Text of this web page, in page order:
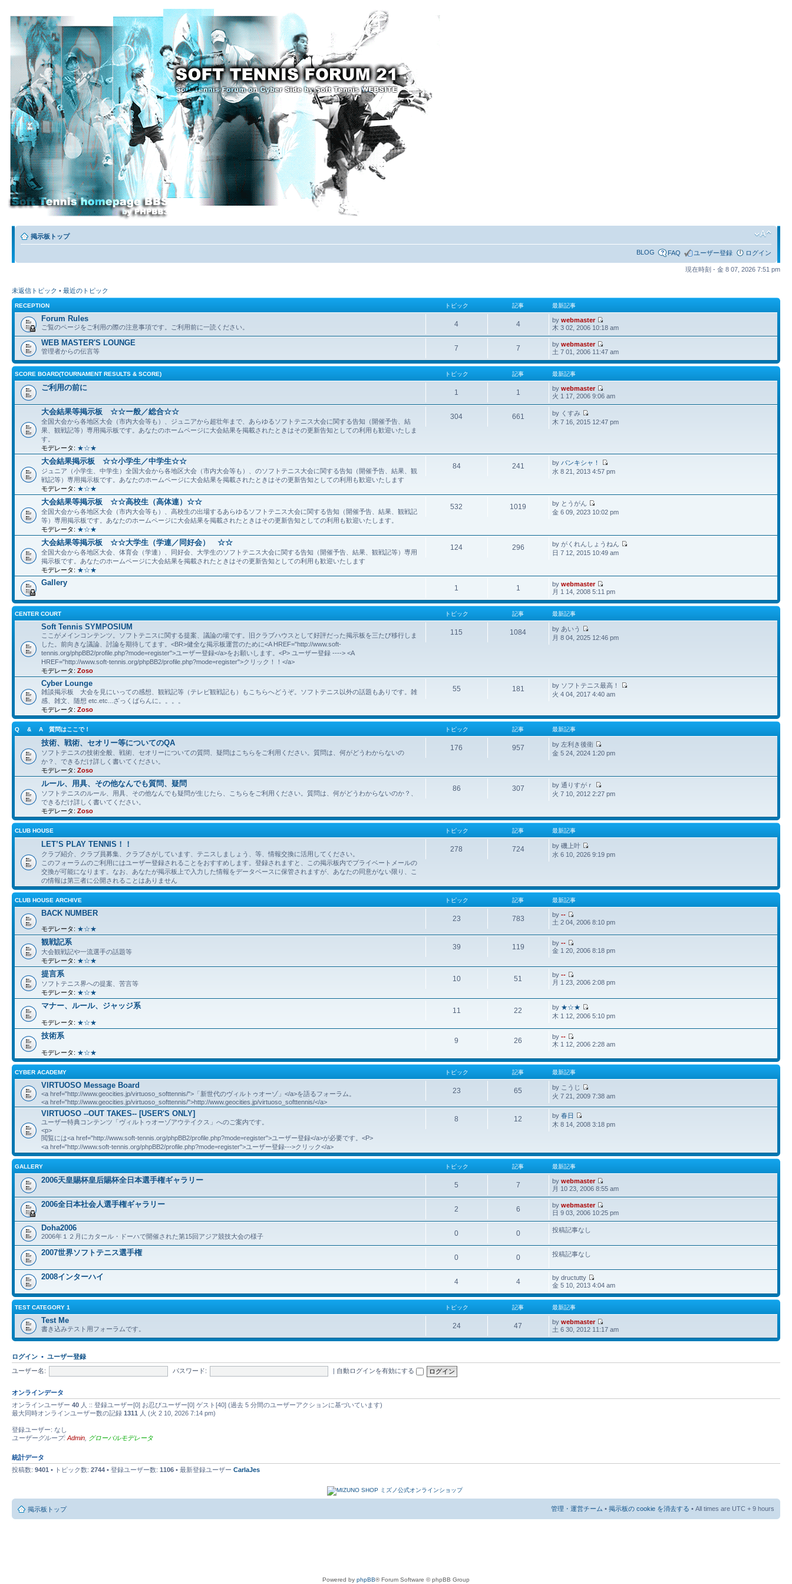
掲示板トップ
BLOG FAQ ユーザー登録 ログイン
現在時刻 - 金 8 07, 2026 7:51 pm
未返信トピック • 最近のトピック
RECEPTION トピック 記事 最新記事
Forum Rules
ご覧のページをご利用の際の注意事項です。ご利用前に一読ください。 4 4 bywebmaster
木 3 02, 2006 10:18 am
WEB MASTER'S LOUNGE
管理者からの伝言等 7 7 bywebmaster
土 7 01, 2006 11:47 am
SCORE BOARD(TOURNAMENT RESULTS & SCORE) トピック 記事 最新記事
ご利用の前に
1 1 bywebmaster
火 1 17, 2006 9:06 am
大会結果等掲示板 ☆☆ー般／総合☆☆
全国大会から各地区大会（市内大会等も）、ジュニアから超壮年まで、あらゆるソフトテニス大会に関する告知（開催予告、結
果、観戦記等）専用掲示板です。あなたのホームページに大会結果を掲載されたときはその更新告知としての利用も歓迎いたしま
す。
モデレータ: ★☆★
304 661
by くすみ
木 7 16, 2015 12:47 pm
大会結果掲示板 ☆☆小学生／中学生☆☆
ジュニア（小学生、中学生）全国大会から各地区大会（市内大会等も）、のソフトテニス大会に関する告知（開催予告、結果、観
戦記等）専用掲示板です。あなたのホームページに大会結果を掲載されたときはその更新告知としての利用も歓迎いたします
モデレータ: ★☆★
84 241 by バンキシャ！
水 8 21, 2013 4:57 pm
大会結果等掲示板 ☆☆高校生（高体連）☆☆
全国大会から各地区大会（市内大会等も）、高校生の出場するあらゆるソフトテニス大会に関する告知（開催予告、結果、観戦記
等）専用掲示板です。あなたのホームページに大会結果を掲載されたときはその更新告知としての利用も歓迎いたします。
モデレータ: ★☆★
532 1019
by とうがん
金 6 09, 2023 10:02 pm
大会結果等掲示板 ☆☆大学生（学連／同好会） ☆☆
全国大会から各地区大会、体育会（学連）、同好会、大学生のソフトテニス大会に関する告知（開催予告、結果、観戦記等）専用
掲示板です。あなたのホームページに大会結果を掲載されたときはその更新告知としての利用も歓迎いたします
モデレータ: ★☆★
124 296
by がくれんしょうねん
日 7 12, 2015 10:49 am
Gallery
1 1 bywebmaster
月 1 14, 2008 5:11 pm
CENTER COURT トピック 記事 最新記事
Soft Tennis SYMPOSIUM
ここがメインコンテンツ。ソフトテニスに関する提案、議論の場です。旧クラブハウスとして好評だった掲示板を三たび移行しま
した。前向きな議論、討論を期待してます。<BR>健全な掲示板運営のために<A HREF="http://www.soft-
tennis.org/phpBB2/profile.php?mode=register">ユーザー登録</a>をお願いします。<P> ユーザー登録 ----> <A
HREF="http://www.soft-tennis.org/phpBB2/profile.php?mode=register">クリック！！</a>
モデレータ: Zoso
115 1084
by あいう
月 8 04, 2025 12:46 pm
Cyber Lounge
雑談掲示板 大会を見にいっての感想、観戦記等（テレビ観戦記も）もこちらへどうぞ。ソフトテニス以外の話題もありです。雑
感、雑文、随想 etc.etc...ざっくばらんに。。。。
モデレータ: Zoso
55 181
by ソフトテニス最高！
火 4 04, 2017 4:40 am
Q & A 質問はここで！ トピック 記事 最新記事
技術、戦術、セオリー等についてのQA
ソフトテニスの技術全般、戦術、セオリーについての質問、疑問はこちらをご利用ください。質問は、何がどうわからないの
か？、できるだけ詳しく書いてください。
モデレータ: Zoso
176 957
by 左利き後衛
金 5 24, 2024 1:20 pm
ルール、用具、その他なんでも質問、疑問
ソフトテニスのルール、用具、その他なんでも疑問が生じたら、こちらをご利用ください。質問は、何がどうわからないのか？、
できるだけ詳しく書いてください。
モデレータ: Zoso
86 307
by 通りすがｒ
火 7 10, 2012 2:27 pm
CLUB HOUSE トピック 記事 最新記事
LET’S PLAY TENNIS！！
クラブ紹介、クラブ員募集、クラブさがしています、テニスしましょう、等、情報交換に活用してください。
このフォーラムのご利用にはユーザー登録されることをおすすめします。登録されますと、この掲示板内でプライベートメールの
交換が可能になります。なお、あなたが掲示板上で入力した情報をデータベースに保管されますが、あなたの同意がない限り、こ
の情報は第三者に公開されることはありません
278 724
by 磯上叶
水 6 10, 2026 9:19 pm
CLUB HOUSE ARCHIVE トピック 記事 最新記事
BACK NUMBER
モデレータ: ★☆★
23 783 by--
土 2 04, 2006 8:10 pm
観戦記系
大会観戦記や一流選手の話題等
モデレータ: ★☆★
39 119 by--
金 1 20, 2006 8:18 pm
提言系
ソフトテニス界への提案、苦言等
モデレータ: ★☆★
10 51 by--
月 1 23, 2006 2:08 pm
マナー、ルール、ジャッジ系
モデレータ: ★☆★
11 22 by ★☆★
木 1 12, 2006 5:10 pm
技術系
モデレータ: ★☆★
9 26 by--
木 1 12, 2006 2:28 am
CYBER ACADEMY トピック 記事 最新記事
VIRTUOSO Message Board
<a href="http://www.geocities.jp/virtuoso_softtennis/">「新世代のヴィルトゥオーゾ」</a>を語るフォーラム。
<a href="http://www.geocities.jp/virtuoso_softtennis/">http://www.geocities.jp/virtuoso_softtennis/</a>
23 65
by こうじ
火 7 21, 2009 7:38 am
VIRTUOSO --OUT TAKES-- [USER'S ONLY]
ユーザー特典コンテンツ「ヴィルトゥオーゾアウテイクス」へのご案内です。
<p>
閲覧には<a href="http://www.soft-tennis.org/phpBB2/profile.php?mode=register">ユーザー登録</a>が必要です。<P>
<a href="http://www.soft-tennis.org/phpBB2/profile.php?mode=register">ユーザー登録--->クリック</a>
8 12 by春日
木 8 14, 2008 3:18 pm
GALLERY トピック 記事 最新記事
2006天皇賜杯皇后賜杯全日本選手権ギャラリー
5 7 bywebmaster
月 10 23, 2006 8:55 am
2006全日本社会人選手権ギャラリー
2 6 bywebmaster
日 9 03, 2006 10:25 pm
Doha2006
2006年１２月にカタール・ドーハで開催された第15回アジア競技大会の様子 0 0 投稿記事なし
2007世界ソフトテニス選手権
0 0 投稿記事なし
2008インターハイ
4 4
by dructutty
金 5 10, 2013 4:04 am
TEST CATEGORY 1 トピック 記事 最新記事
Test Me
書き込みテスト用フォーラムです。 24 47 bywebmaster
土 6 30, 2012 11:17 am
ログイン • ユーザー登録
ユーザー名: パスワード: | 自動ログインを有効にする
オンラインデータ
オンラインユーザー 40 人 :: 登録ユーザー[0] お忍びユーザー[0] ゲスト[40] (過去 5 分間のユーザーアクションに基づいています)
最大同時オンラインユーザー数の記録 1311 人 (火 2 10, 2026 7:14 pm)
登録ユーザー: なし
ユーザーグループ: Admin グローバルモデレータ
統計データ
投稿数: 9401 • トピック数: 2744 • 登録ユーザー数: 1106 • 最新登録ユーザー CarlaJes
掲示板トップ 管理・運営チーム • 掲示板の cookie を消去する • All times are UTC + 9 hours
Powered by phpBB® Forum Software © phpBB Group